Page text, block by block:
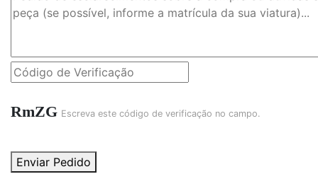
RmZG Escreva este código de verificação no campo.
Enviar Pedido